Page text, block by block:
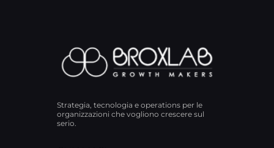
Strategia, tecnologia e operations per le
organizzazioni che vogliono crescere sul
serio.